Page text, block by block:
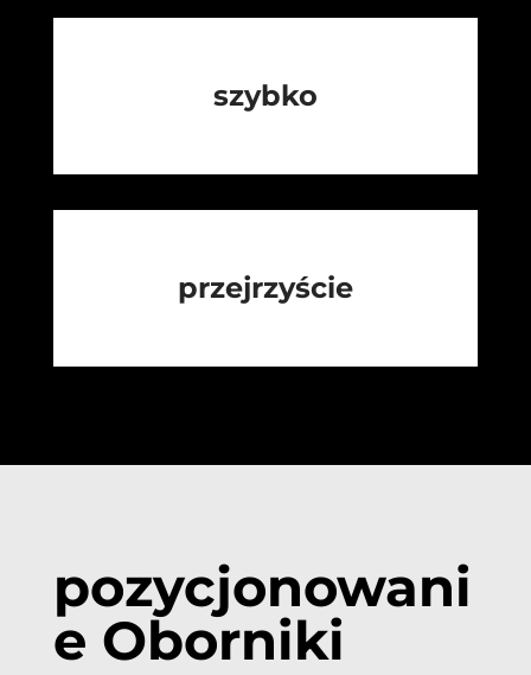
szybko
przejrzyście
pozycjonowani
e Oborniki